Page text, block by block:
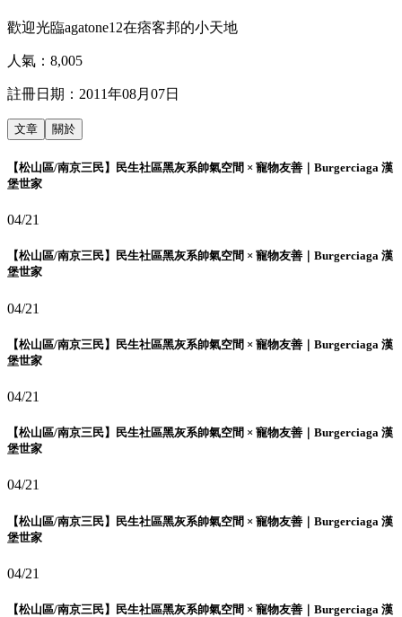
歡迎光臨agatone12在痞客邦的小天地
人氣： 8,005
註冊日期： 2011年08月07日
文章 關於
【松山區/南京三民】民生社區黑灰系帥氣空間 × 寵物友善｜Burgerciaga 漢
堡世家
04/21
【松山區/南京三民】民生社區黑灰系帥氣空間 × 寵物友善｜Burgerciaga 漢
堡世家
04/21
【松山區/南京三民】民生社區黑灰系帥氣空間 × 寵物友善｜Burgerciaga 漢
堡世家
04/21
【松山區/南京三民】民生社區黑灰系帥氣空間 × 寵物友善｜Burgerciaga 漢
堡世家
04/21
【松山區/南京三民】民生社區黑灰系帥氣空間 × 寵物友善｜Burgerciaga 漢
堡世家
04/21
【松山區/南京三民】民生社區黑灰系帥氣空間 × 寵物友善｜Burgerciaga 漢